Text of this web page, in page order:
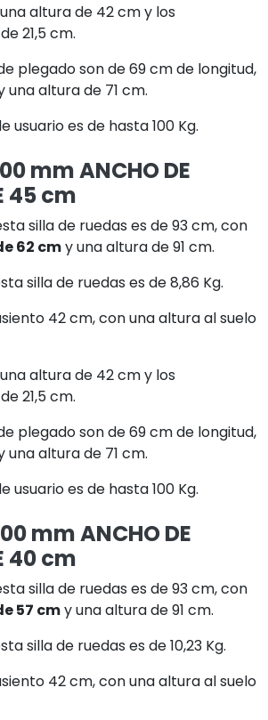
altura de 42 cm y los
21,5 cm.
plegado son de 69 cm de longitud,
altura de 71 cm.
usuario es de hasta 100 Kg.
mm ANCHO DE
45 cm
silla de ruedas es de 93 cm, con
62 cmy una altura de 91 cm.
silla de ruedas es de 8,86 Kg.
42 cm, con una altura al suelo
altura de 42 cm y los
21,5 cm.
plegado son de 69 cm de longitud,
altura de 71 cm.
usuario es de hasta 100 Kg.
mm ANCHO DE
40 cm
silla de ruedas es de 93 cm, con
57 cmy una altura de 91 cm.
silla de ruedas es de 10,23 Kg.
42 cm, con una altura al suelo